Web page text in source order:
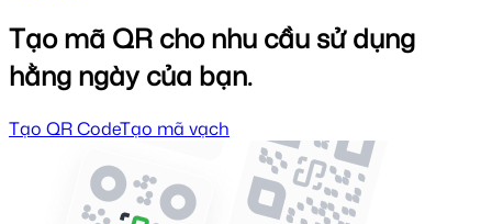
Tạo mã QR cho nhu cầu sử dụng
hằng ngày của bạn.
Tạo QR CodeTạo mã vạch